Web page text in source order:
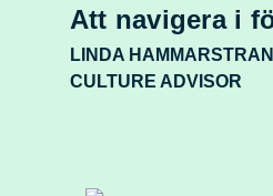
Att navigera i
LINDA
CULTURE ADVISOR